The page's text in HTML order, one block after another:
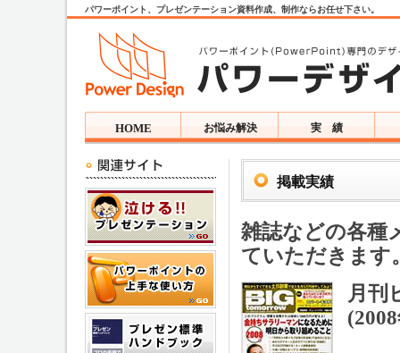
パワーポイント、プレゼンテーション資料作成、制作ならお任せ下さい。
HOME お悩み解決 実 績
掲載実績
雑誌などの各種
ていただきます
月刊